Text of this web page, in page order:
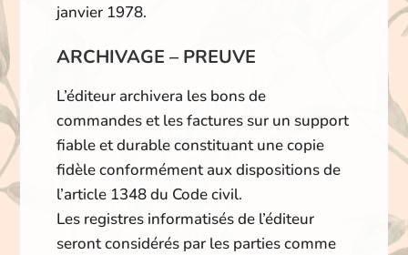
janvier 1978.
ARCHIVAGE – PREUVE
L’éditeur archivera les bons de
commandes et les factures sur un support
fiable et durable constituant une copie
fidèle conformément aux dispositions de
l’article 1348 du Code civil.
Les registres informatisés de l’éditeur
seront considérés par les parties comme